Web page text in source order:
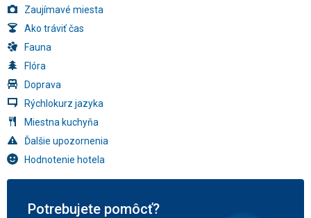
Zaujímavé miesta
Ako tráviť čas
Fauna
Flóra
Doprava
Rýchlokurz jazyka
Miestna kuchyňa
Ďalšie upozornenia
Hodnotenie hotela
Potrebujete pomôcť?